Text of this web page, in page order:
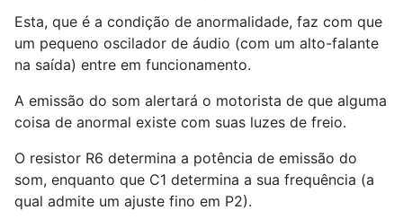
Esta, que é a condição de anormalidade, faz com que
um pequeno oscilador de áudio (com um alto-falante
na saída) entre em funcionamento.
A emissão do som alertará o motorista de que alguma
coisa de anormal existe com suas luzes de freio.
O resistor R6 determina a potência de emissão do
som, enquanto que C1 determina a sua frequência (a
qual admite um ajuste fino em P2).